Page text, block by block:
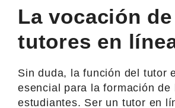
La vocación
tutores en
Sin duda, la función del tutor
esencial para la formación de
estudiantes. Ser un tutor en